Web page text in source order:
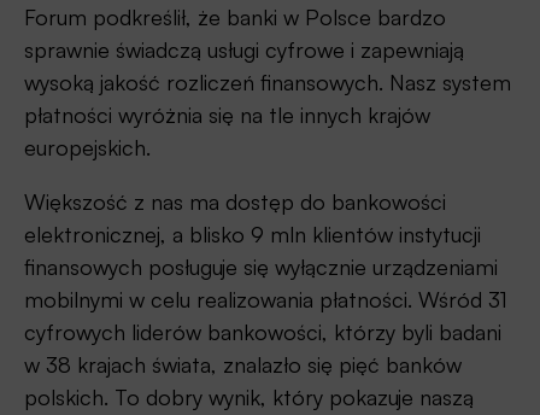
Forum podkreślił, że banki w Polsce bardzo
sprawnie świadczą usługi cyfrowe i zapewniają
wysoką jakość rozliczeń finansowych. Nasz system
płatności wyróżnia się na tle innych krajów
europejskich.
Większość z nas ma dostęp do bankowości
elektronicznej, a blisko 9 mln klientów instytucji
finansowych posługuje się wyłącznie urządzeniami
mobilnymi w celu realizowania płatności. Wśród 31
cyfrowych liderów bankowości, którzy byli badani
w 38 krajach świata, znalazło się pięć banków
polskich. To dobry wynik, który pokazuje naszą